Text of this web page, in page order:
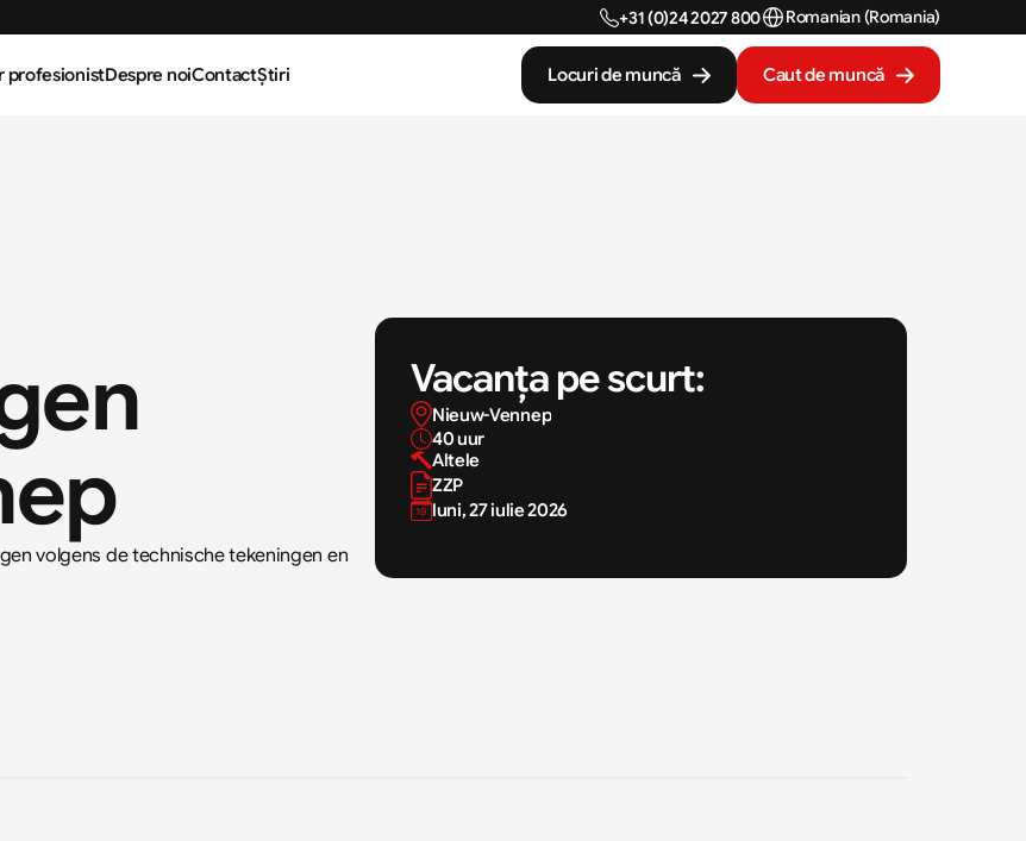
volgens de technische tekeningen en
Vacanța pe scurt:
Nieuw-Vennep
40 uur
Altele
ZZP
luni, 27 iulie 2026
+31 (0)24 2027 800Select Language
Romanian (Romania)
profesionistDespre noiContactȘtiri Locuri de muncă Caut de muncă